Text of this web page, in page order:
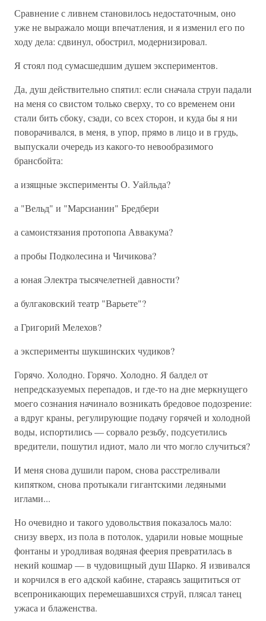
Сравнение с ливнем становилось недостаточным, оно
уже не выражало мощи впечатления, и я изменил его по
ходу дела: сдвинул, обострил, модернизировал.
Я стоял под сумасшедшим душем экспериментов.
Да, душ действительно спятил: если сначала струи падали
на меня со свистом только сверху, то со временем они
стали бить сбоку, сзади, со всех сторон, и куда бы я ни
поворачивался, в меня, в упор, прямо в лицо и в грудь,
выпускали очередь из какого-то невообразимого
брансбойта:
а изящные эксперименты О. Уайльда?
а "Вельд" и "Марсианин" Бредбери
а самоистязания протопопа Аввакума?
а пробы Подколесина и Чичикова?
а юная Электра тысячелетней давности?
а булгаковский театр "Варьете"?
а Григорий Мелехов?
а эксперименты шукшинских чудиков?
Горячо. Холодно. Горячо. Холодно. Я балдел от
непредсказуемых перепадов, и где-то на дне меркнущего
моего сознания начинало возникать бредовое подозрение:
а вдруг краны, регулирующие подачу горячей и холодной
воды, испортились — сорвало резьбу, подсуетились
вредители, пошутил идиот, мало ли что могло случиться?
И меня снова душили паром, снова расстреливали
кипятком, снова протыкали гигантскими ледяными
иглами...
Но очевидно и такого удовольствия показалось мало:
снизу вверх, из пола в потолок, ударили новые мощные
фонтаны и уродливая водяная феерия превратилась в
некий кошмар — в чудовищный душ Шарко. Я извивался
и корчился в его адской кабине, стараясь защититься от
всепроникающих перемешавшихся струй, плясал танец
ужаса и блаженства.